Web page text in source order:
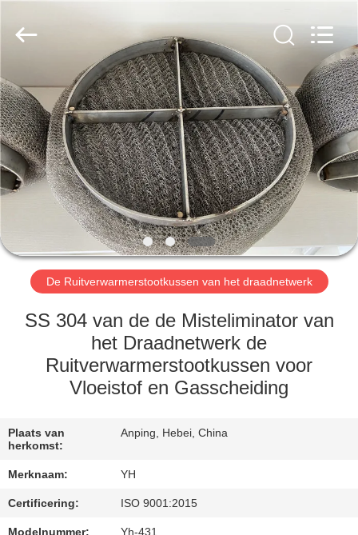
HUIS
PRODUCTEN
VR-
SHOW
ONGEVEER
ONS
FABRIEKSREIS
KWALITEITSCONTROLE
CONTACTEER
ONS
NIEUWS
mesh
products
Rights
Reserved.
De Ruitverwarmerstootkussen van het draadnetwerk
SS 304 van de de Misteliminator van
het Draadnetwerk de
Ruitverwarmerstootkussen voor
Vloeistof en Gasscheiding
Plaats van
herkomst:
Anping, Hebei, China
Merknaam: YH
Certificering: ISO 9001:2015
Modelnummer: Yh-431